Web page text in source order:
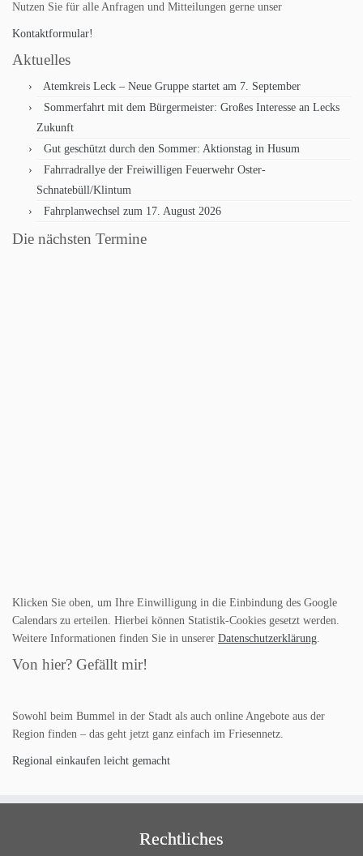
Nutzen Sie für alle Anfragen und Mitteilungen gerne unser
Kontaktformular!
Aktuelles
Atemkreis Leck – Neue Gruppe startet am 7. September
Sommerfahrt mit dem Bürgermeister: Großes Interesse an Lecks
Zukunft
Gut geschützt durch den Sommer: Aktionstag in Husum
Fahrradrallye der Freiwilligen Feuerwehr Oster-
Schnatebüll/Klintum
Fahrplanwechsel zum 17. August 2026
Die nächsten Termine
Klicken Sie oben, um Ihre Einwilligung in die Einbindung des Google
Calendars zu erteilen. Hierbei können Statistik-Cookies gesetzt werden.
Weitere Informationen finden Sie in unserer Datenschutzerklärung.
Von hier? Gefällt mir!
Sowohl beim Bummel in der Stadt als auch online Angebote aus der
Region finden – das geht jetzt ganz einfach im Friesennetz.
Regional einkaufen leicht gemacht
Rechtliches